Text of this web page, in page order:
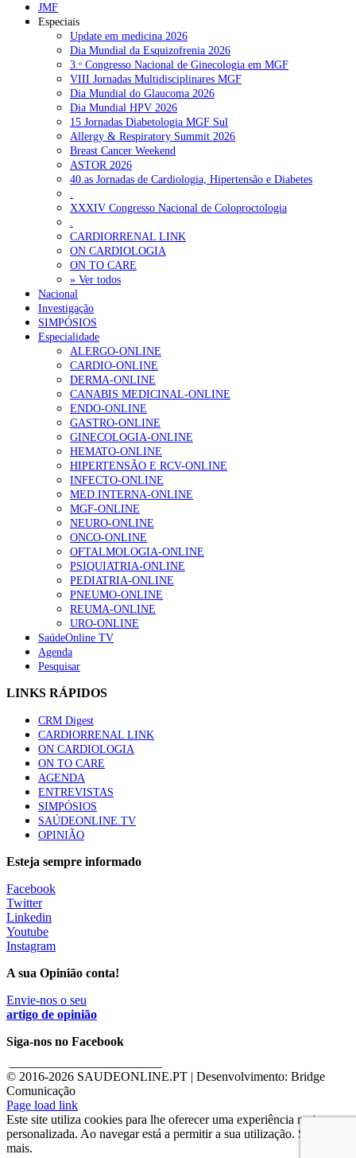
JMF
Especiais
Update em medicina 2026
Dia Mundial da Esquizofrenia 2026
3.ᵒ Congresso Nacional de Ginecologia em MGF
VIII Jornadas Multidisciplinares MGF
Dia Mundial do Glaucoma 2026
Dia Mundial HPV 2026
15 Jornadas Diabetologia MGF Sul
Allergy & Respiratory Summit 2026
Breast Cancer Weekend
ASTOR 2026
40.as Jornadas de Cardiologia, Hipertensão e Diabetes
XXXIV Congresso Nacional de Coloproctologia
CARDIORRENAL LINK
ON CARDIOLOGIA
ON TO CARE
» Ver todos
Nacional
Investigação
SIMPÓSIOS
Especialidade
ALERGO-ONLINE
CARDIO-ONLINE
DERMA-ONLINE
CANABIS MEDICINAL-ONLINE
ENDO-ONLINE
GASTRO-ONLINE
GINECOLOGIA-ONLINE
HEMATO-ONLINE
HIPERTENSÃO E RCV-ONLINE
INFECTO-ONLINE
MED.INTERNA-ONLINE
MGF-ONLINE
NEURO-ONLINE
ONCO-ONLINE
OFTALMOLOGIA-ONLINE
PSIQUIATRIA-ONLINE
PEDIATRIA-ONLINE
PNEUMO-ONLINE
REUMA-ONLINE
URO-ONLINE
SaúdeOnline TV
Agenda
Pesquisar
LINKS RÁPIDOS
CRM Digest
CARDIORRENAL LINK
ON CARDIOLOGIA
ON TO CARE
AGENDA
ENTREVISTAS
SIMPÓSIOS
SAÚDEONLINE.TV
OPINIÃO
Esteja sempre informado
Facebook
Twitter
Linkedin
Youtube
Instagram
A sua Opinião conta!
Envie-nos o seu
artigo de opinião
Siga-nos no Facebook
© 2016-2026 SAUDEONLINE.PT | Desenvolvimento: Bridge
Comunicação
Page load link
Este site utiliza cookies para lhe oferecer uma experiência mais
personalizada. Ao navegar está a permitir a sua utilização. Saber
mais.